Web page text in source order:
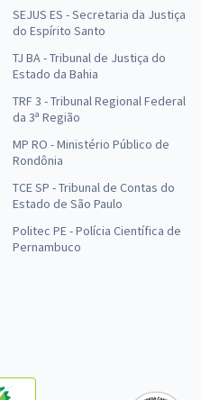
SEJUS ES - Secretaria da Justiça
do Espírito Santo
TJ BA - Tribunal de Justiça do
Estado da Bahia
TRF 3 - Tribunal Regional Federal
da 3ª Região
MP RO - Ministério Público de
Rondônia
TCE SP - Tribunal de Contas do
Estado de São Paulo
Politec PE - Polícia Científica de
Pernambuco